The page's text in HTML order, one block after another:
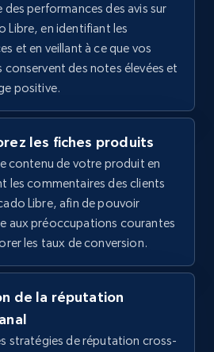
Commencer
name, Description, Detailed
Return policy, and more.
Commencer
Root category, and
des performances des avis sur
Libre, en identifiant les
et en veillant à ce que vos
des notes élevées et
positive.
les fiches produits
contenu de votre produit en
les commentaires des clients
Libre, afin de pouvoir
aux préoccupations courantes
les taux de conversion.
de la réputation
stratégies de réputation cross-